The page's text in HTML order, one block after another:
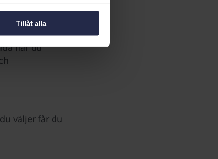
Tillåt alla
andra
har du
väljer får du